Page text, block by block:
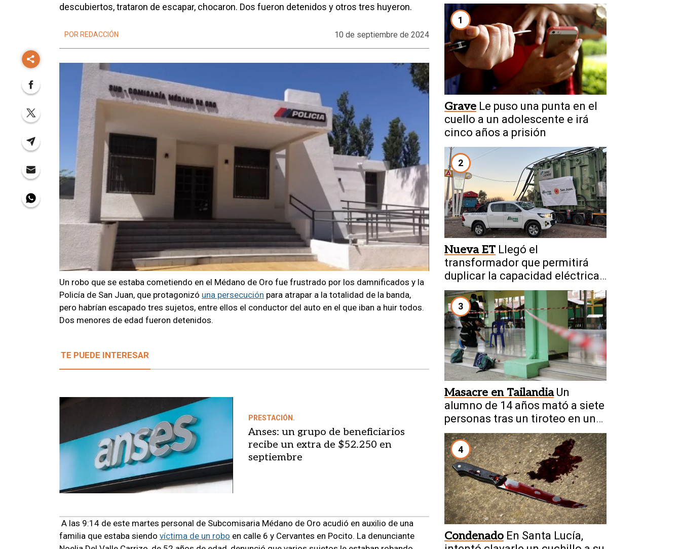
descubiertos, trataron de escapar, chocaron. Dos fueron detenidos y otros tres huyeron.
POR REDACCIÓN 10 de septiembre de 2024
Un robo que se estaba cometiendo en el Médano de Oro fue frustrado por los damnificados y la
Policía de San Juan, que protagonizó una persecución para atrapar a la totalidad de la banda,
pero habrían escapado tres sujetos, entre ellos el conductor del auto en el que iban a huir todos.
Dos menores de edad fueron detenidos.
TE PUEDE INTERESAR
PRESTACIÓN.
Anses: un grupo de beneficiarios
recibe un extra de $52.250 en
septiembre
A las 9:14 de este martes personal de Subcomisaria Médano de Oro acudió en auxilio de una
familia que estaba siendo víctima de un robo en calle 6 y Cervantes en Pocito. La denunciante
1
Grave Le puso una punta en el
cuello a un adolescente e irá
cinco años a prisión
2
Nueva ET Llegó el
transformador que permitirá
duplicar la capacidad eléctrica
de San Juan
3
Masacre en Tailandia Un
alumno de 14 años mató a siete
personas tras un tiroteo en una
escuela
4
Condenado En Santa Lucía,